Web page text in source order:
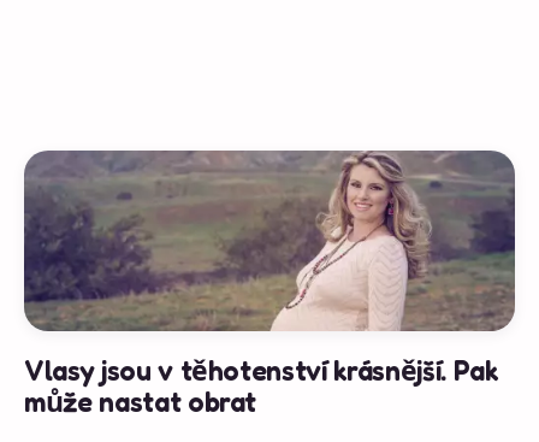
Vlasy jsou v těhotenství krásnější. Pak
může nastat obrat